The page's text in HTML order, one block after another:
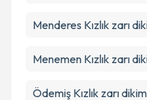
Menderes Kızlık zarı
Menemen Kızlık zarı
Ödemiş Kızlık zarı